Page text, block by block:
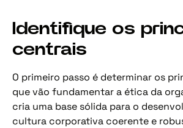
Identifique os
centrais
O primeiro passo é determinar os
que vão fundamentar a ética da
cria uma base sólida para o
cultura corporativa coerente e